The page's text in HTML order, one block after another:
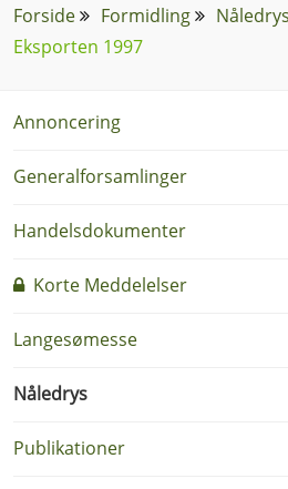
Forside Formidling Nåledrys
Eksporten 1997
Annoncering
Generalforsamlinger
Handelsdokumenter
Korte Meddelelser
Langesømesse
Nåledrys
Publikationer